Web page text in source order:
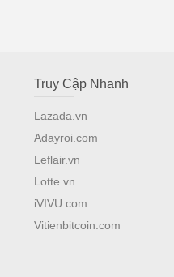
Truy Cập Nhanh
Lazada.vn
Adayroi.com
Leflair.vn
Lotte.vn
iVIVU.com
Vitienbitcoin.com